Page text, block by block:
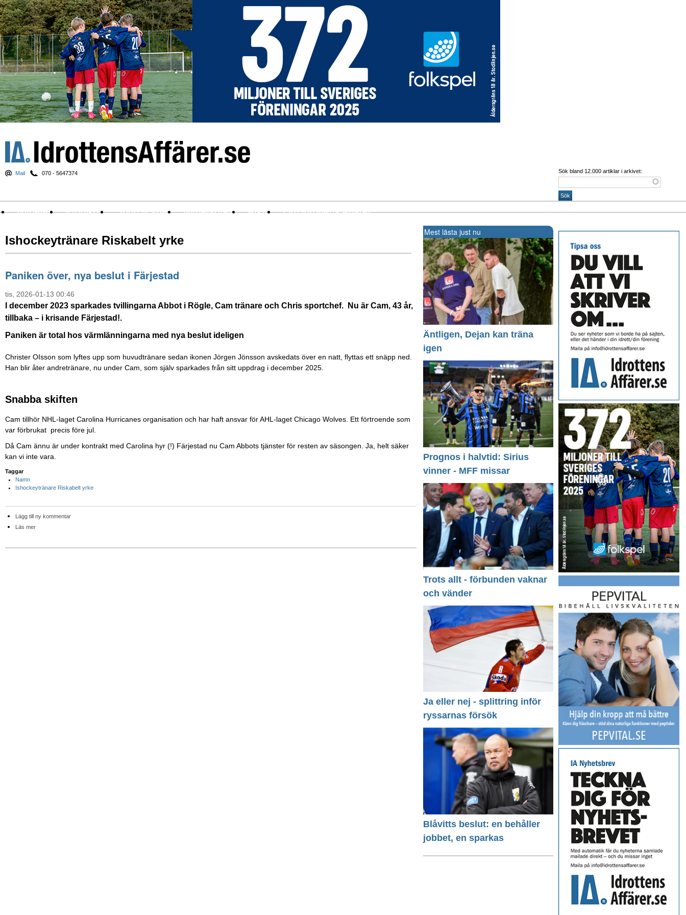
Mail 070 - 5647374 Sök bland 12.000 artiklar i arkivet:
Nyheter Krönikor Sport & spel Nyhetsbrev Arkiv Om Idrottens Affärer
Ishockeytränare Riskabelt yrke
Paniken över, nya beslut i Färjestad
tis, 2026-01-13 00:46
I december 2023 sparkades tvillingarna Abbot i Rögle, Cam tränare och Chris sportchef. Nu är Cam, 43 år,
tillbaka – i krisande Färjestad!.
Paniken är total hos värmlänningarna med nya beslut ideligen
Christer OIsson som lyftes upp som huvudtränare sedan ikonen Jörgen Jönsson avskedats över en natt, flyttas ett snäpp ned.
Han blir åter andretränare, nu under Cam, som själv sparkades från sitt uppdrag i december 2025.
Snabba skiften
Cam tillhör NHL-laget Carolina Hurricanes organisation och har haft ansvar för AHL-laget Chicago Wolves. Ett förtroende som
var förbrukat precis före jul.
Då Cam ännu är under kontrakt med Carolina hyr (!) Färjestad nu Cam Abbots tjänster för resten av säsongen. Ja, helt säker
kan vi inte vara.
Taggar
Namn
Ishockeytränare Riskabelt yrke
Lägg till ny kommentar
Läs mer
Mest lästa just nu
Äntligen, Dejan kan träna
igen
Prognos i halvtid: Sirius
vinner - MFF missar
Trots allt - förbunden vaknar
och vänder
Ja eller nej - splittring inför
ryssarnas försök
Blåvitts beslut: en behåller
jobbet, en sparkas